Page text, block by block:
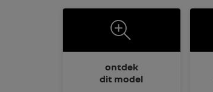
ontdek
dit model